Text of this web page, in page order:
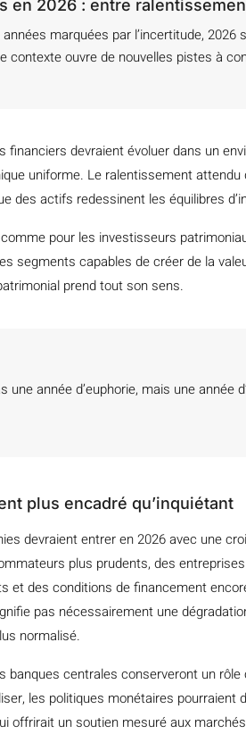
en 2026 : entre
marquées par l’incertitude,
contexte ouvre de nouvelles pistes à
financiers devraient évoluer dans un
uniforme. Le ralentissement
des actifs redessinent les équilibres
pour les investisseurs
segments capables de créer de la
prend tout son sens.
une année d’euphorie, mais une
plus encadré qu’inquiétant
devraient entrer en 2026 avec une
plus prudents, des
et des conditions de financement
pas nécessairement une
normalisé.
banques centrales conserveront un rôle
les politiques monétaires pourraient
offrirait un soutien mesuré aux